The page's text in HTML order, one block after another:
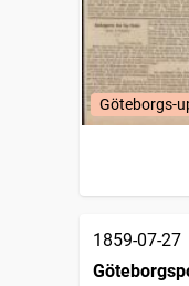
Göteborgs-
1859-07-27